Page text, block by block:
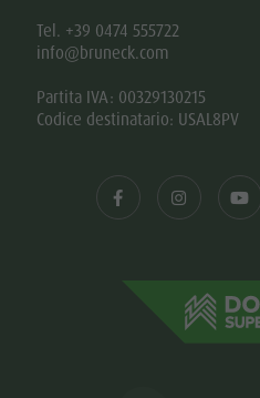
Tel. +39 0474 555722
info@bruneck.com
Partita IVA: 00329130215
Codice destinatario: USAL8PV